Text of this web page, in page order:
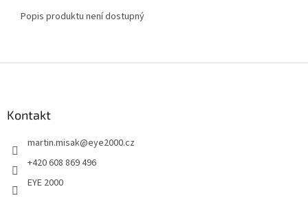
Popis produktu není dostupný
Kontakt
martin.misak@eye2000.cz
+420 608 869 496
EYE 2000